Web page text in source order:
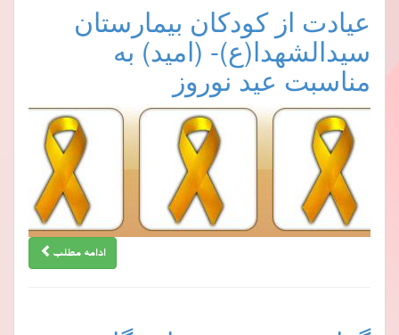
عیادت از کودکان بیمارستان
سیدالشهدا(ع)- (امید) به
مناسبت عید نوروز
ادامه مطلب